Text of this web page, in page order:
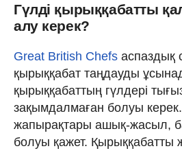
Гүлді қырыққабатты
алу керек?
Great British Chefs аспаздық
қырыққабат таңдауды
қырыққабаттың гүлдері
зақымдалмаған болуы керек.
жапырақтары ашық-жасыл,
болуы қажет. Қырыққабатты